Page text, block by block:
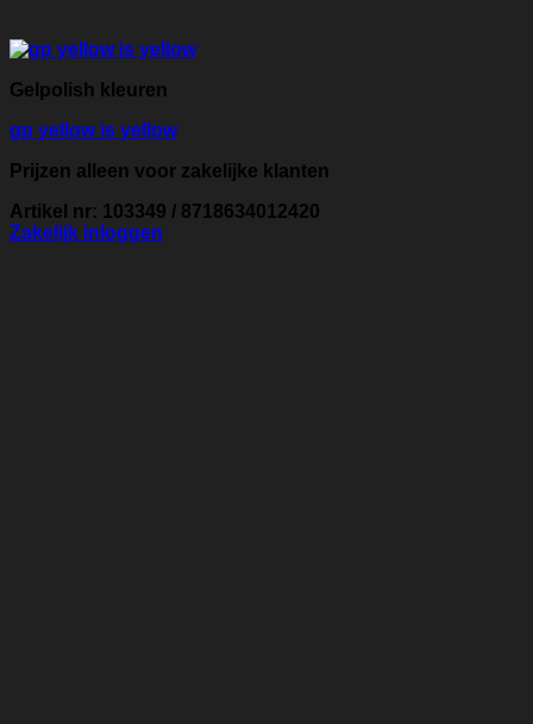
Gelpolish kleuren
gp yellow is yellow
Prijzen alleen voor zakelijke klanten
Artikel nr: 103349 / 8718634012420
Zakelijk inloggen